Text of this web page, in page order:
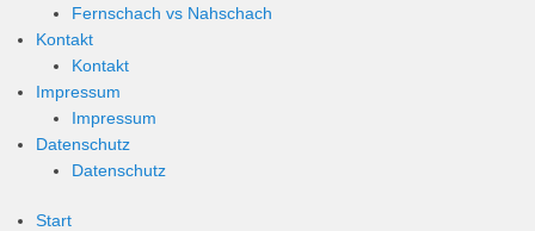
Fernschach vs Nahschach
Kontakt
Kontakt
Impressum
Impressum
Datenschutz
Datenschutz
Start